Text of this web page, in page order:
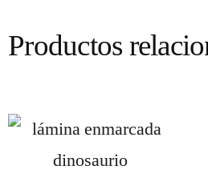
Productos